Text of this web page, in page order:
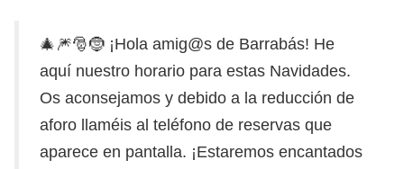
🎄🎆🎅🤶 ¡Hola amig@s de Barrabás! He
aquí nuestro horario para estas Navidades.
Os aconsejamos y debido a la reducción de
aforo llaméis al teléfono de reservas que
aparece en pantalla. ¡Estaremos encantados